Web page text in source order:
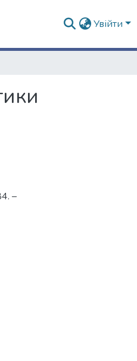
Увійти
–